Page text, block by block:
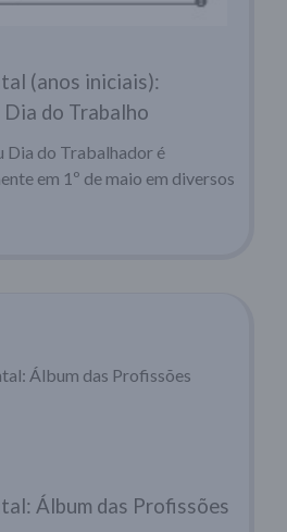
(anos iniciais):
do Trabalho
Dia do Trabalhador é
em 1º de maio em diversos
Álbum das Profissões